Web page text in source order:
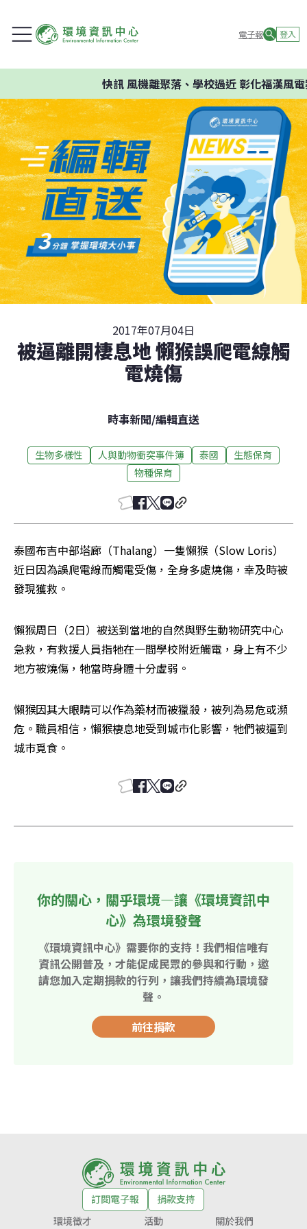
電子報 登入
快訊風機離聚落、學校過近 彰化福漢風電
2017年07月04日
被逼離開棲息地 懶猴誤爬電線觸
電燒傷
時事新聞/編輯直送
生物多樣性 人與動物衝突事件簿 泰國
生態保育
物種保育
泰國布吉中部塔廊（Thalang）一隻懶猴（Slow Loris）
近日因為誤爬電線而觸電受傷，全身多處燒傷，幸及時被
發現獲救。
懶猴周日（2日）被送到當地的自然與野生動物研究中心
急救，有救援人員指牠在一間學校附近觸電，身上有不少
地方被燒傷，牠當時身體十分虛弱。
懶猴因其大眼睛可以作為藥材而被獵殺，被列為易危或瀕
危。職員相信，懶猴棲息地受到城巿化影響，牠們被逼到
城巿覓食。
你的關心，關乎環境—讓《環境資訊中
心》為環境發聲
《環境資訊中心》需要你的支持！我們相信唯有
資訊公開普及，才能促成民眾的參與和行動，邀
請您加入定期捐款的行列，讓我們持續為環境發
聲。
前往捐款
訂閱電子報
捐款支持
環境徵才
活動 關於我們